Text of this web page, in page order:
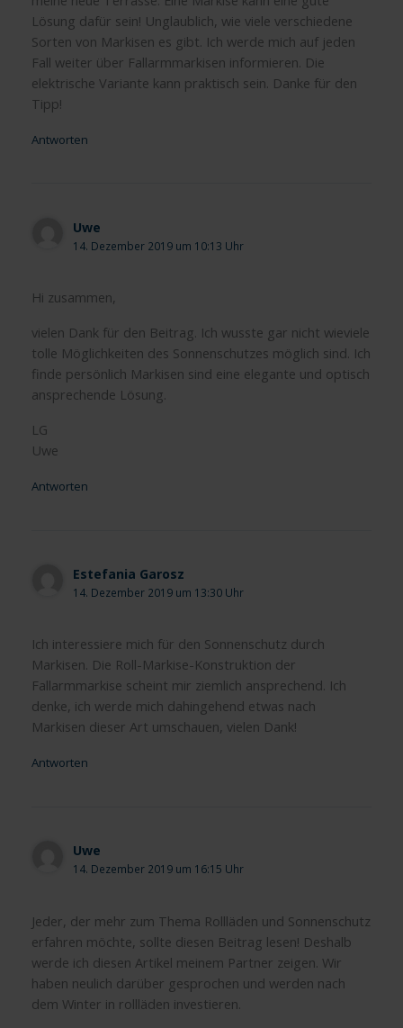
Lösung dafür sein! Unglaublich, wie viele verschiedene
Sorten von Markisen es gibt. Ich werde mich auf jeden
Fall weiter über Fallarmmarkisen informieren. Die
elektrische Variante kann praktisch sein. Danke für den
Tipp!
Antworten
Uwe
14. Dezember 2019 um 10:13 Uhr
Hi zusammen,
vielen Dank für den Beitrag. Ich wusste gar nicht wieviele
tolle Möglichkeiten des Sonnenschutzes möglich sind. Ich
finde persönlich Markisen sind eine elegante und optisch
ansprechende Lösung.
LG
Uwe
Antworten
Estefania Garosz
14. Dezember 2019 um 13:30 Uhr
Ich interessiere mich für den Sonnenschutz durch
Markisen. Die Roll-Markise-Konstruktion der
Fallarmmarkise scheint mir ziemlich ansprechend. Ich
denke, ich werde mich dahingehend etwas nach
Markisen dieser Art umschauen, vielen Dank!
Antworten
Uwe
14. Dezember 2019 um 16:15 Uhr
Jeder, der mehr zum Thema Rollläden und Sonnenschutz
erfahren möchte, sollte diesen Beitrag lesen! Deshalb
werde ich diesen Artikel meinem Partner zeigen. Wir
haben neulich darüber gesprochen und werden nach
dem Winter in rollläden investieren.